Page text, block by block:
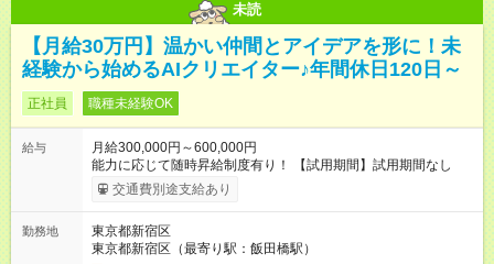
未読
【月給30万円】温かい仲間とアイデアを形に！未
経験から始めるAIクリエイター♪年間休日120日～
正社員 職種未経験OK
給与
月給300,000円～600,000円
能力に応じて随時昇給制度有り！ 【試用期間】試用期間なし
交通費別途支給あり
勤務地
東京都新宿区
東京都新宿区（最寄り駅：飯田橋駅）